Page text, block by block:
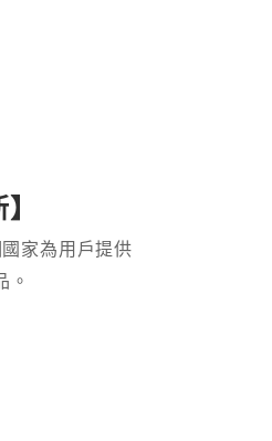
家為用戶提供
。